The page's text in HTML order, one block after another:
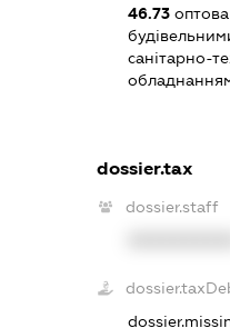
46.73оптова
санітарно-
dossier.tax
dossier.staff